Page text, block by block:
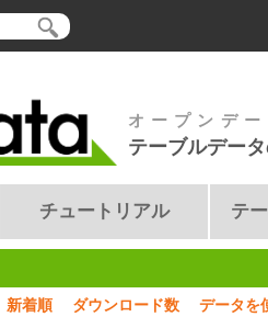
オープンデ
テーブルデー
チュートリアル テ
新着順 ダウンロード数 データを